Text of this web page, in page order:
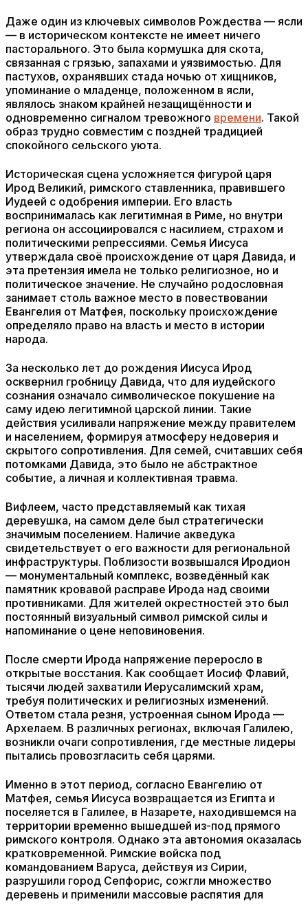
Даже один из ключевых символов Рождества — ясли
— в историческом контексте не имеет ничего
пасторального. Это была кормушка для скота,
связанная с грязью, запахами и уязвимостью. Для
пастухов, охранявших стада ночью от хищников,
упоминание о младенце, положенном в ясли,
являлось знаком крайней незащищённости и
одновременно сигналом тревожного времени. Такой
образ трудно совместим с поздней традицией
спокойного сельского уюта.
Историческая сцена усложняется фигурой царя
Ирод Великий, римского ставленника, правившего
Иудеей с одобрения империи. Его власть
воспринималась как легитимная в Риме, но внутри
региона он ассоциировался с насилием, страхом и
политическими репрессиями. Семья Иисуса
утверждала своё происхождение от царя Давида, и
эта претензия имела не только религиозное, но и
политическое значение. Не случайно родословная
занимает столь важное место в повествовании
Евангелия от Матфея, поскольку происхождение
определяло право на власть и место в истории
народа.
За несколько лет до рождения Иисуса Ирод
осквернил гробницу Давида, что для иудейского
сознания означало символическое покушение на
саму идею легитимной царской линии. Такие
действия усиливали напряжение между правителем
и населением, формируя атмосферу недоверия и
скрытого сопротивления. Для семей, считавших себя
потомками Давида, это было не абстрактное
событие, а личная и коллективная травма.
Вифлеем, часто представляемый как тихая
деревушка, на самом деле был стратегически
значимым поселением. Наличие акведука
свидетельствует о его важности для региональной
инфраструктуры. Поблизости возвышался Иродион
— монументальный комплекс, возведённый как
памятник кровавой расправе Ирода над своими
противниками. Для жителей окрестностей это был
постоянный визуальный символ римской силы и
напоминание о цене неповиновения.
После смерти Ирода напряжение переросло в
открытые восстания. Как сообщает Иосиф Флавий,
тысячи людей захватили Иерусалимский храм,
требуя политических и религиозных изменений.
Ответом стала резня, устроенная сыном Ирода —
Архелаем. В различных регионах, включая Галилею,
возникли очаги сопротивления, где местные лидеры
пытались провозгласить себя царями.
Именно в этот период, согласно Евангелию от
Матфея, семья Иисуса возвращается из Египта и
поселяется в Галилее, в Назарете, находившемся на
территории временно вышедшей из-под прямого
римского контроля. Однако эта автономия оказалась
кратковременной. Римские войска под
командованием Варуса, действуя из Сирии,
разрушили город Сепфорис, сожгли множество
деревень и применили массовые распятия для